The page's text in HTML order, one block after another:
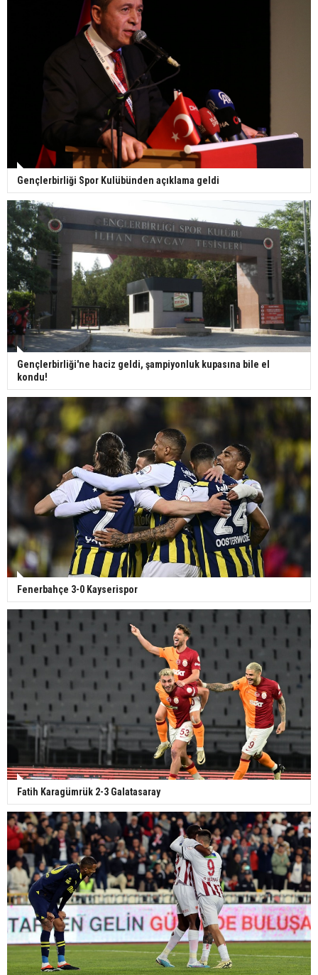
Gençlerbirliği Spor Kulübünden açıklama geldi
Gençlerbirliği'ne haciz geldi, şampiyonluk kupasına bile el
kondu!
Fenerbahçe 3-0 Kayserispor
Fatih Karagümrük 2-3 Galatasaray